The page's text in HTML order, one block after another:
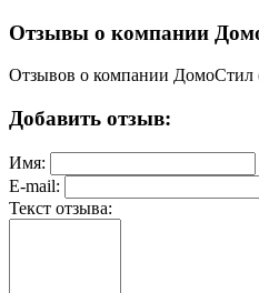
Отзывы о компании
Отзывов о компании ДомоСтил
Добавить отзыв:
Имя:
E-mail:
Текст отзыва: